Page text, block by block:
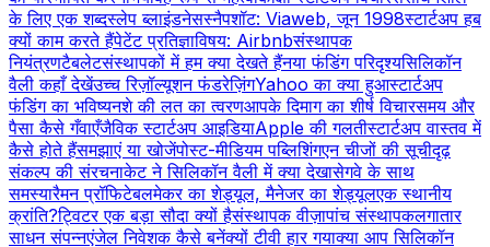
के लिए एक शब्दस्लेप ब्लाइंडनेसस्नैपशॉट: Viaweb, जून 1998स्टार्टअप हब
क्यों काम करते हैंपेटेंट प्रतिज्ञाविषय: Airbnbसंस्थापक
नियंत्रणटैबलेटसंस्थापकों में हम क्या देखते हैंनया फंडिंग परिदृश्यसिलिकॉन
वैली कहाँ देखेंउच्च रिज़ॉल्यूशन फंडरेज़िंगYahoo का क्या हुआस्टार्टअप
फंडिंग का भविष्यनशे की लत का त्वरणआपके दिमाग का शीर्ष विचारसमय और
पैसा कैसे गँवाएँजैविक स्टार्टअप आइडियाApple की गलतीस्टार्टअप वास्तव में
कैसे होते हैंसमझाएं या खोजेंपोस्ट-मीडियम पब्लिशिंगएन चीजों की सूचीदृढ़
संकल्प की संरचनाकेट ने सिलिकॉन वैली में क्या देखासेगवे के साथ
समस्यारैमन प्रॉफिटेबलमेकर का शेड्यूल, मैनेजर का शेड्यूलएक स्थानीय
क्रांति?ट्विटर एक बड़ा सौदा क्यों हैसंस्थापक वीज़ापांच संस्थापकलगातार
साधन संपन्नएंजेल निवेशक कैसे बनेंक्यों टीवी हार गयाक्या आप सिलिकॉन